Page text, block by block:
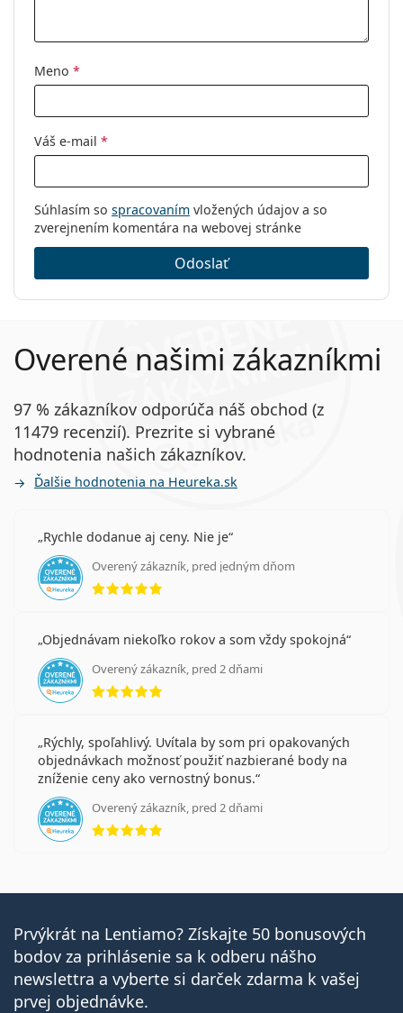
Meno *
Váš e-mail *
Súhlasím so spracovaním vložených údajov a so
zverejnením komentára na webovej stránke
Odoslať
Overené našimi zákazníkmi
97 % zákazníkov odporúča náš obchod (z
11479 recenzií). Prezrite si vybrané
hodnotenia našich zákazníkov.
Ďalšie hodnotenia na Heureka.sk
Rychle dodanue aj ceny. Nie je
Overený zákazník, pred jedným dňom
hodnotenie 5 z 5
Objednávam niekoľko rokov a som vždy spokojná
Overený zákazník, pred 2 dňami
hodnotenie 5 z 5
Rýchly, spoľahlivý. Uvítala by som pri opakovaných
objednávkach možnosť použiť nazbierané body na
zníženie ceny ako vernostný bonus.
Overený zákazník, pred 2 dňami
hodnotenie 5 z 5
Prvýkrát na Lentiamo? Získajte 50 bonusových
bodov za prihlásenie sa k odberu nášho
newslettra a vyberte si darček zdarma k vašej
prvej objednávke.